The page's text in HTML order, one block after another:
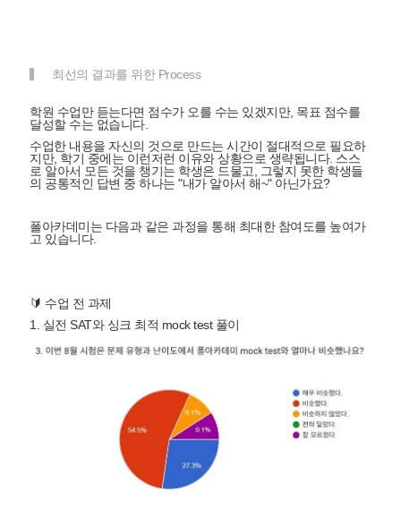
최선의 결과를 위한 Process
학원 수업만 듣는다면 점수가 오를 수는 있겠지만, 목표 점수를
달성할 수는 없습니다.
수업한 내용을 자신의 것으로 만드는 시간이 절대적으로 필요하
지만, 학기 중에는 이런저런 이유와 상황으로 생략됩니다. 스스
로 알아서 모든 것을 챙기는 학생은 드물고, 그렇지 못한 학생들
의 공통적인 답변 중 하나는 "내가 알아서 해~" 아닌가요?
폴아카데미는 다음과 같은 과정을 통해 최대한 참여도를 높여가
고 있습니다.
🔰 수업 전 과제
1. 실전 SAT와 싱크 최적 mock test 풀이